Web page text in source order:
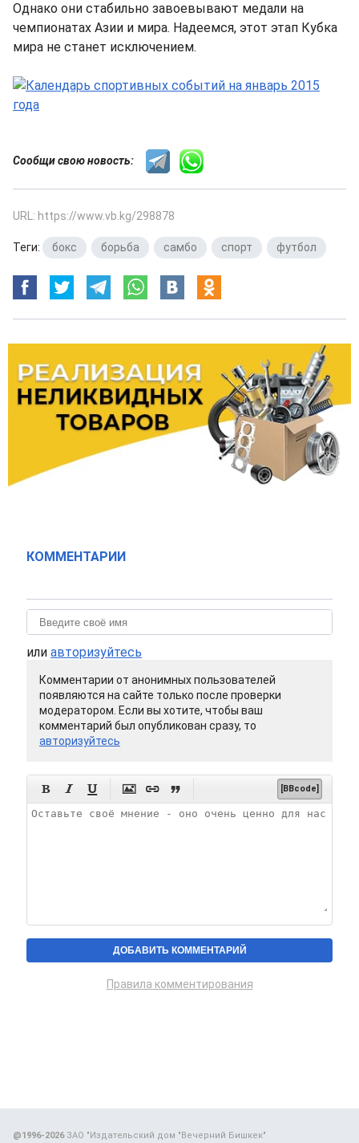
Однако они стабильно завоевывают медали на
чемпионатах Азии и мира. Надеемся, этот этап Кубка
мира не станет исключением.
Сообщи свою новость:
URL: https://www.vb.kg/298878
Теги: бокс борьба самбо спорт футбол
КОММЕНТАРИИ
или авторизуйтесь
Комментарии от анонимных пользователей
появляются на сайте только после проверки
модератором. Если вы хотите, чтобы ваш
комментарий был опубликован сразу, то
авторизуйтесь
      [BBcode]
Правила комментирования
@1996-2026ЗАО "Издательский дом "Вечерний Бишкек"